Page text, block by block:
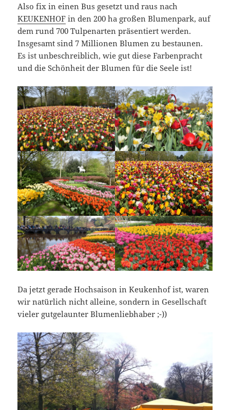
Also fix in einen Bus gesetzt und raus nach
KEUKENHOF in den 200 ha großen Blumenpark, auf
dem rund 700 Tulpenarten präsentiert werden.
Insgesamt sind 7 Millionen Blumen zu bestaunen.
Es ist unbeschreiblich, wie gut diese Farbenpracht
und die Schönheit der Blumen für die Seele ist!
Da jetzt gerade Hochsaison in Keukenhof ist, waren
wir natürlich nicht alleine, sondern in Gesellschaft
vieler gutgelaunter Blumenliebhaber ;-))